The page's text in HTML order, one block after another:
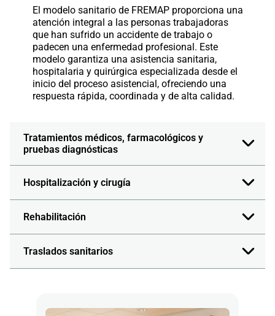
Proveedores
El modelo sanitario de FREMAP proporciona una
atención integral a las personas trabajadoras
que han sufrido un accidente de trabajo o
padecen una enfermedad profesional. Este
modelo garantiza una asistencia sanitaria,
hospitalaria y quirúrgica especializada desde el
inicio del proceso asistencial, ofreciendo una
respuesta rápida, coordinada y de alta calidad.
Tratamientos médicos, farmacológicos y
pruebas diagnósticas
Hospitalización y cirugía
Rehabilitación
Traslados sanitarios